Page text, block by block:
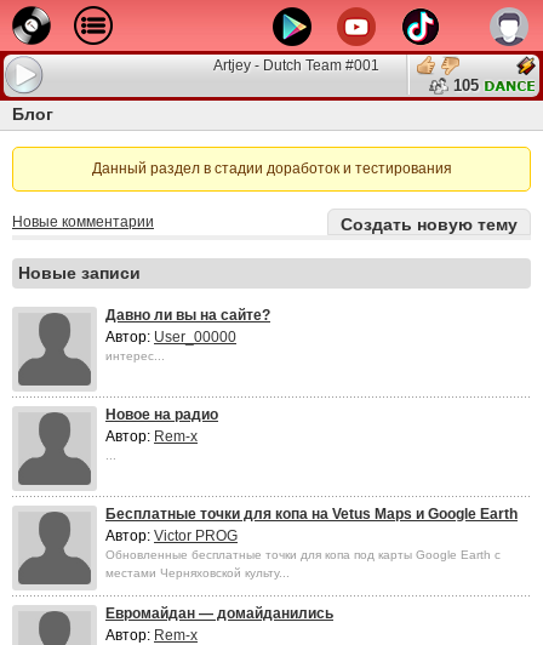
Artjey - Dutch Team #001
105
Блог
Данный раздел в стадии доработок и тестирования
Новые комментарии Создать новую тему
Новые записи
Давно ли вы на сайте?
Автор: User_00000
интерес...
Новое на радио
Автор: Rem-x
Бесплатные точки для копа на Vetus Maps и Google Earth
Автор: Victor PROG
Обновленные бесплатные точки для копа под карты Google Earth с
местами Черняховской культу...
Евромайдан — домайданились
Автор: Rem-x